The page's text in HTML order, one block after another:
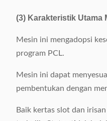
(3) Karakteristik Utama
Mesin ini mengadopsi
program PCL.
Mesin ini dapat
pembentukan dengan
Baik kertas slot dan